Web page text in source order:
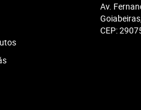
Av.
CEP: